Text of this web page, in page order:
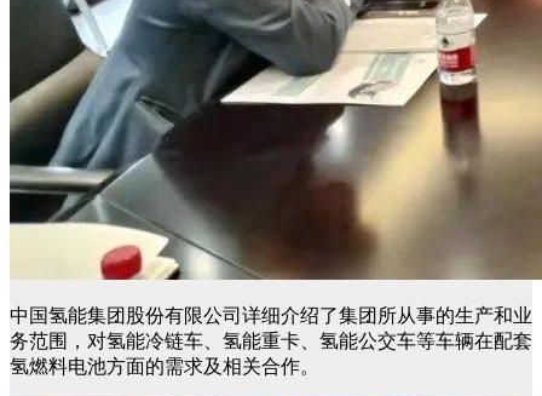
中国氢能集团股份有限公司详细介绍了集团所从事的生产和业
务范围，对氢能冷链车、氢能重卡、氢能公交车等车辆在配套
氢燃料电池方面的需求及相关合作。